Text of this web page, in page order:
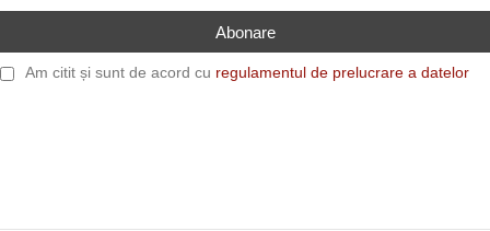
Am citit și sunt de acord cu regulamentul de prelucrare a datelor